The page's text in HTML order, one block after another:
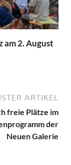
2. August
ARTIKEL
freie Plätze im
der
Neuen Galerie